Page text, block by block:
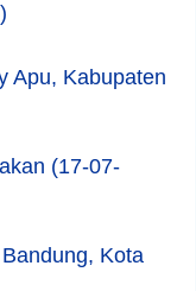
Apu, Kabupaten
(17-07-
Kota